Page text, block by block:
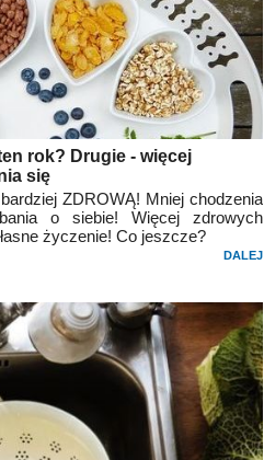
rok? Drugie - więcej
się
ZDROWĄ! Mniej chodzenia
o siebie! Więcej zdrowych
życzenie! Co jeszcze?
DALEJ